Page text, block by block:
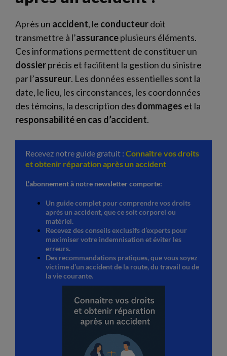
Après un accident, le conducteurdoit
transmettre à l’assuranceplusieurs éléments.
Ces informations permettent de constituer un
dossierprécis et facilitent la gestion du sinistre
par l’assureur. Les données essentielles sont la
date, le lieu, les circonstances, les coordonnées
des témoins, la description des dommages et la
responsabilité en cas d’accident.